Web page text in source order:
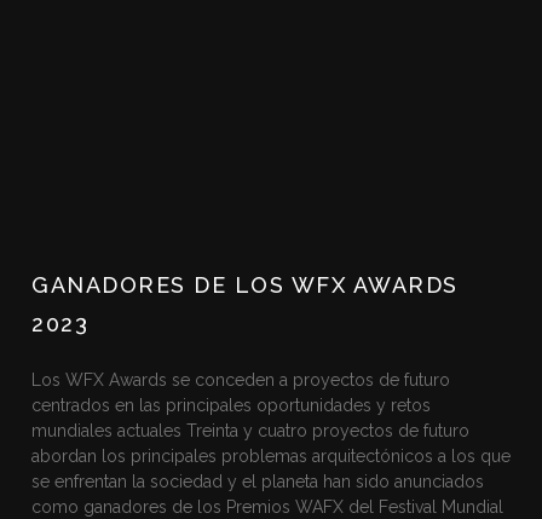
GANADORES DE LOS WFX AWARDS
2023
Los WFX Awards se conceden a proyectos de futuro
centrados en las principales oportunidades y retos
mundiales actuales Treinta y cuatro proyectos de futuro
abordan los principales problemas arquitectónicos a los que
se enfrentan la sociedad y el planeta han sido anunciados
como ganadores de los Premios WAFX del Festival Mundial